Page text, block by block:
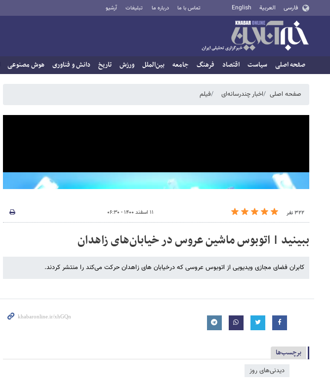
فارسی العربية English تماس با ما درباره ما تبلیغات آرشیو
صفحه اصلی سیاست اقتصاد فرهنگ جامعه بین‌الملل ورزش تاریخ دانش و فناوری هوش مصنوعی
صفحه اصلی اخبار چندرسانه‌ای فیلم
۳۲۲ نفر ۱۱ اسفند ۱۴۰۰ - ۰۶:۳۰
ببینید | اتوبوس ماشین عروس در خیابان‌های زاهدان
کابران فضای مجازی ویدیویی از اتوبوس عروسی که درخیابان های زاهدان حرکت می‌کند را منتشر کردند.
برچسب‌ها
دیدنی‌های روز